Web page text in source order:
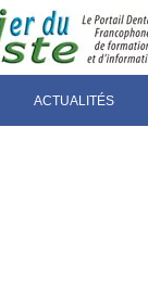
ACTUALITÉS